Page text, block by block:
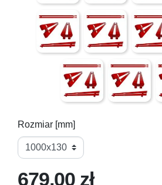
QUARTZ II struktura (lekko
Złoty ( półmat )
Antyk
Bordo struktura (lekko
Niebieski (
Rozmiar [mm]
679,00 zł